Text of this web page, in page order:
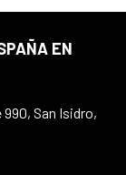
EN
San Isidro,